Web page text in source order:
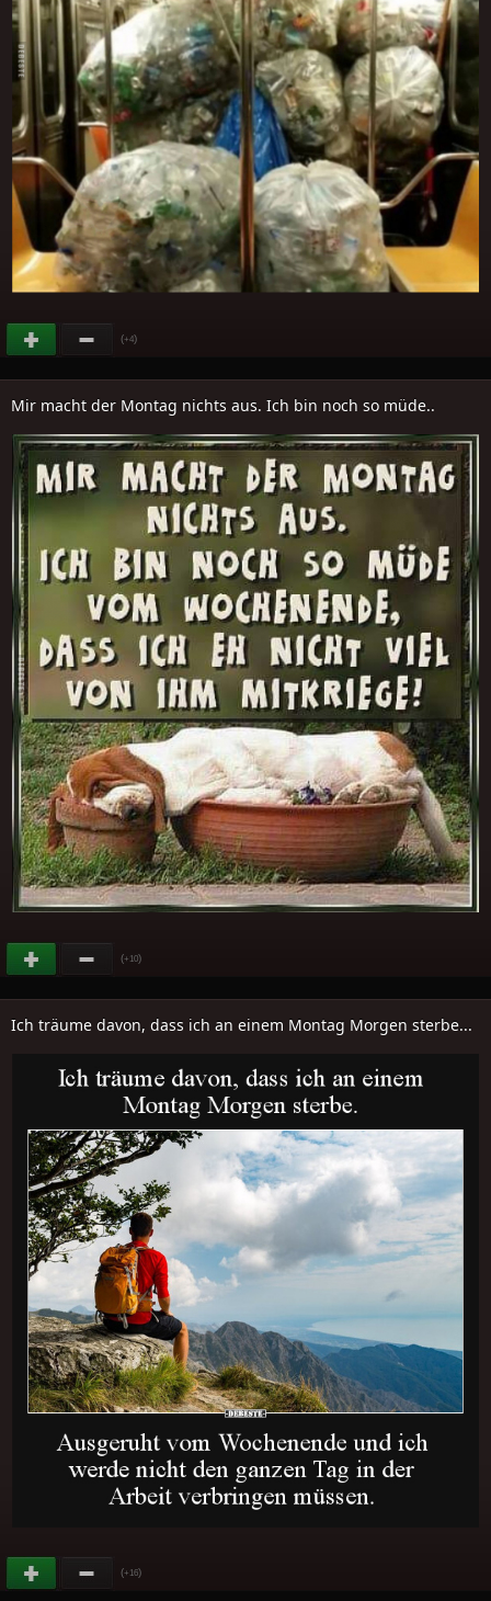
(+4)
Mir macht der Montag nichts aus. Ich bin noch so müde..
(+10)
Ich träume davon, dass ich an einem Montag Morgen sterbe...
(+16)